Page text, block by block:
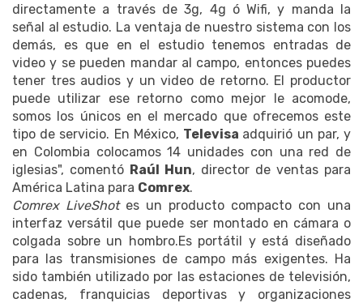
directamente a través de 3g, 4g ó Wifi, y manda la
señal al estudio. La ventaja de nuestro sistema con los
demás, es que en el estudio tenemos entradas de
video y se pueden mandar al campo, entonces puedes
tener tres audios y un video de retorno. El productor
puede utilizar ese retorno como mejor le acomode,
somos los únicos en el mercado que ofrecemos este
tipo de servicio. En México, Televisa adquirió un par, y
en Colombia colocamos 14 unidades con una red de
iglesias", comentó Raúl Hun, director de ventas para
América Latina para Comrex.
Comrex LiveShotes un producto compacto con una
interfaz versátil que puede ser montado en cámara o
colgada sobre un hombro.Es portátil y está diseñado
para las transmisiones de campo más exigentes. Ha
sido también utilizado por las estaciones de televisión,
cadenas, franquicias deportivas y organizaciones